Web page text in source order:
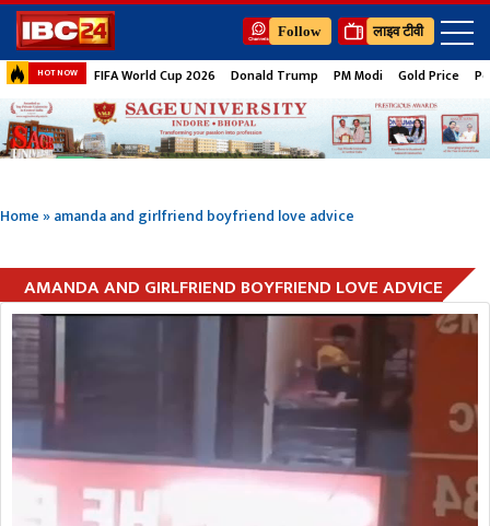
Follow लाइव टीवी
HOT NOW FIFA World Cup 2026 Donald Trump PM Modi Gold Price
Home»amanda and girlfriend boyfriend love advice
AMANDA AND GIRLFRIEND BOYFRIEND LOVE ADVICE